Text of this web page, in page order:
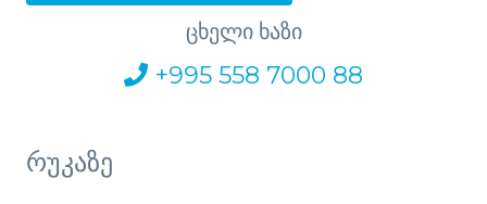
ცხელი ხაზი
+995 558 7000 88
რუკაზე